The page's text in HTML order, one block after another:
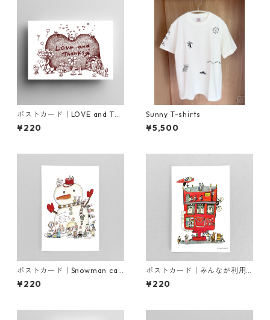
ポストカード｜LOVE and Tha
nks
¥220
Sunny T-shirts
¥5,500
ポストカード｜Snowman caf
e
¥220
ポストカード｜みんなが利用
できるPOST CENTER
¥220